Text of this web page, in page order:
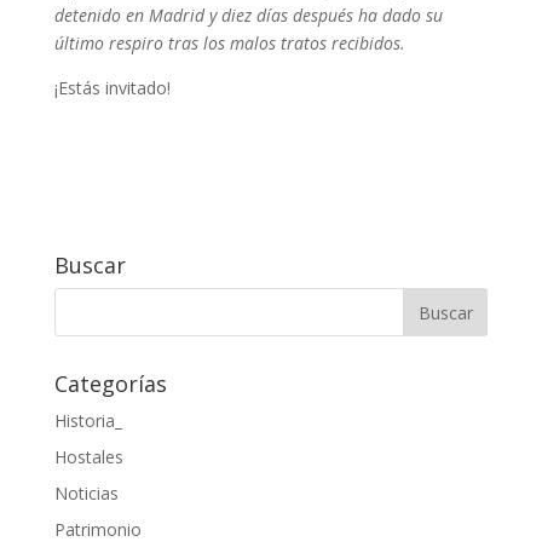
detenido en Madrid y diez días después ha dado su
último respiro tras los malos tratos recibidos.
¡Estás invitado!
Buscar
Categorías
Historia_
Hostales
Noticias
Patrimonio